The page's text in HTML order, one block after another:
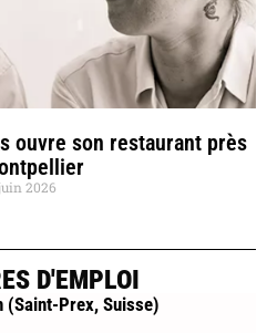
ouvre son restaurant près
2026
D'EMPLOI
(Saint-Prex, Suisse)